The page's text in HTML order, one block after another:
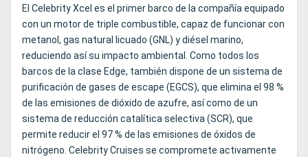
El Celebrity Xcel es el primer barco de la compañía equipado
con un motor de triple combustible, capaz de funcionar con
metanol, gas natural licuado (GNL) y diésel marino,
reduciendo así su impacto ambiental. Como todos los
barcos de la clase Edge, también dispone de un sistema de
purificación de gases de escape (EGCS), que elimina el 98 %
de las emisiones de dióxido de azufre, así como de un
sistema de reducción catalítica selectiva (SCR), que
permite reducir el 97 % de las emisiones de óxidos de
nitrógeno. Celebrity Cruises se compromete activamente